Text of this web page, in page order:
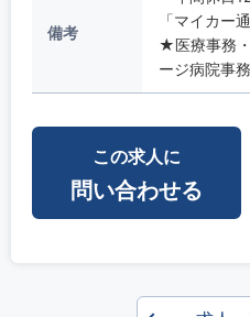
備考
「マイカー
★医療事務
ージ病院事
この求人に
問い合わせる